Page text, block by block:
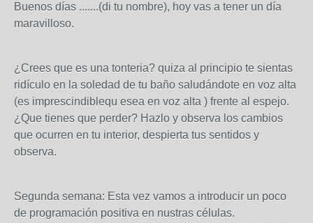
Buenos días .......(di tu nombre), hoy vas a tener un día
maravilloso.
¿Crees que es una tonteria? quiza al principio te sientas
ridículo en la soledad de tu baño saludándote en voz alta
(es imprescindiblequ esea en voz alta ) frente al espejo.
¿Que tienes que perder? Hazlo y observa los cambios
que ocurren en tu interior, despierta tus sentidos y
observa.
Segunda semana: Esta vez vamos a introducir un poco
de programación positiva en nustras células.